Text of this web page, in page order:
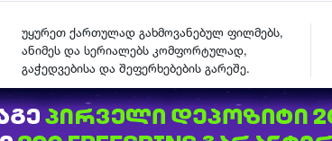
უყურეთ ქართულად გახმოვანებულ ფილმებს,
ანიმეს და სერიალებს კომფორტულად,
გაჭედვებისა და შეფერხებების გარეშე.
ᲙᲝᲜᲢᲐᲥᲢᲘ